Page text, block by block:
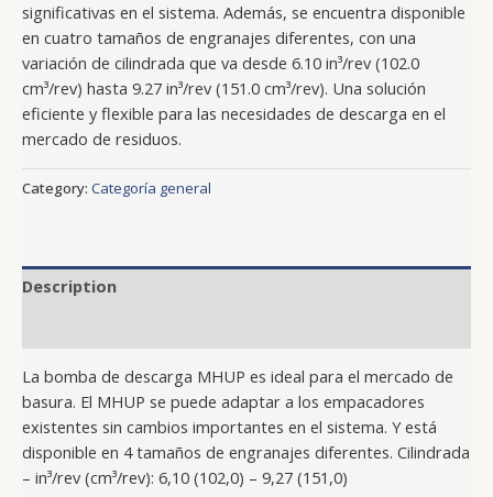
significativas en el sistema. Además, se encuentra disponible
en cuatro tamaños de engranajes diferentes, con una
variación de cilindrada que va desde 6.10 in³/rev (102.0
cm³/rev) hasta 9.27 in³/rev (151.0 cm³/rev). Una solución
eficiente y flexible para las necesidades de descarga en el
mercado de residuos.
Category: Categoría general
Description
La bomba de descarga MHUP es ideal para el mercado de
basura. El MHUP se puede adaptar a los empacadores
existentes sin cambios importantes en el sistema. Y está
disponible en 4 tamaños de engranajes diferentes. Cilindrada
– in³/rev (cm³/rev): 6,10 (102,0) – 9,27 (151,0)